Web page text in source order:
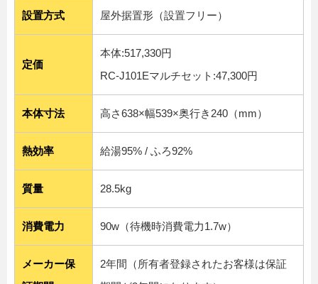
設置方式 屋外据置形（設置フリー）
定価
本体:517,330円
RC-J101Eマルチセット:47,300円
本体寸法 高さ638×幅539×奥行き240（mm）
熱効率 給湯95% / ふろ92%
質量 28.5kg
消費電力 90w（待機時消費電力1.7w）
メーカー保
2年間（所有者登録されたお客様は保証